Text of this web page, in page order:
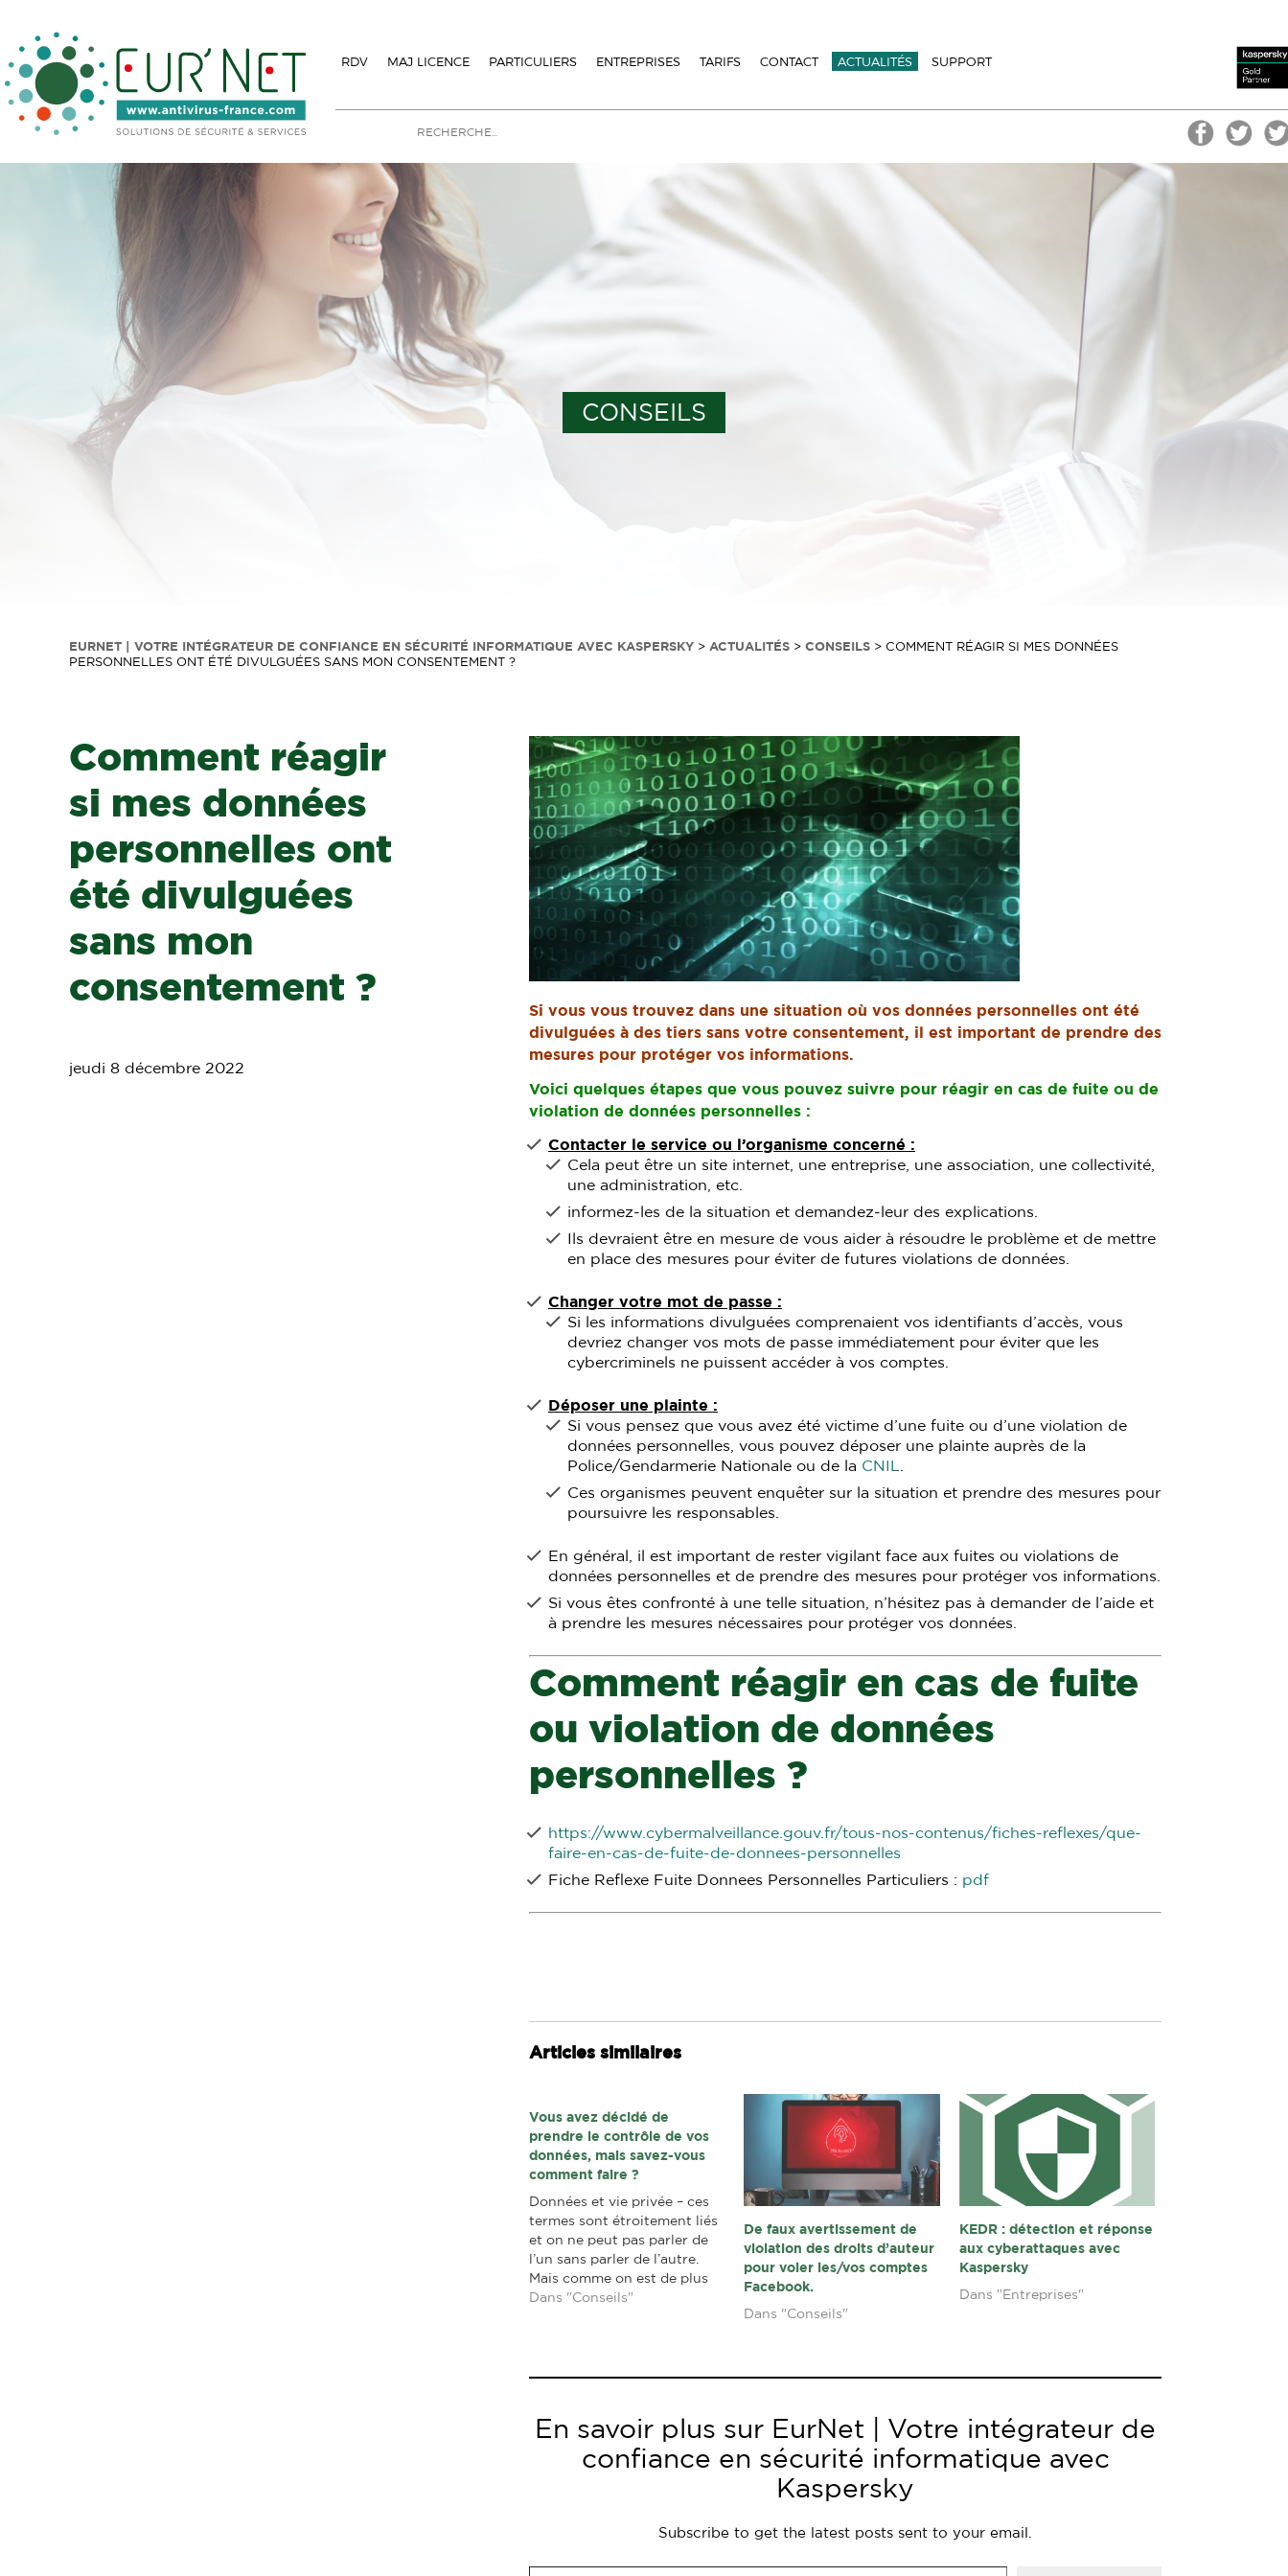
RDV MAJ LICENCE PARTICULIERS ENTREPRISES TARIFS CONTACT ACTUALITÉS SUPPORT
CONSEILS
EURNET | VOTRE INTÉGRATEUR DE CONFIANCE EN SÉCURITÉ INFORMATIQUE AVEC KASPERSKY > ACTUALITÉS > CONSEILS > COMMENT RÉAGIR SI MES DONNÉES
PERSONNELLES ONT ÉTÉ DIVULGUÉES SANS MON CONSENTEMENT ?
Comment réagir
si mes données
personnelles ont
été divulguées
sans mon
consentement ?
jeudi 8 décembre 2022
Si vous vous trouvez dans une situation où vos données personnelles ont été
divulguées à des tiers sans votre consentement, il est important de prendre des
mesures pour protéger vos informations.
Voici quelques étapes que vous pouvez suivre pour réagir en cas de fuite ou de
violation de données personnelles :
Contacter le service ou l’organisme concerné :
Cela peut être un site internet, une entreprise, une association, une collectivité,
une administration, etc.
informez-les de la situation et demandez-leur des explications.
Ils devraient être en mesure de vous aider à résoudre le problème et de mettre
en place des mesures pour éviter de futures violations de données.
Changer votre mot de passe :
Si les informations divulguées comprenaient vos identifiants d’accès, vous
devriez changer vos mots de passe immédiatement pour éviter que les
cybercriminels ne puissent accéder à vos comptes.
Déposer une plainte :
Si vous pensez que vous avez été victime d’une fuite ou d’une violation de
données personnelles, vous pouvez déposer une plainte auprès de la
Police/Gendarmerie Nationale ou de la CNIL
Ces organismes peuvent enquêter sur la situation et prendre des mesures pour
poursuivre les responsables.
En général, il est important de rester vigilant face aux fuites ou violations de
données personnelles et de prendre des mesures pour protéger vos informations.
Si vous êtes confronté à une telle situation, n’hésitez pas à demander de l’aide et
à prendre les mesures nécessaires pour protéger vos données.
Comment réagir en cas de fuite
ou violation de données
personnelles ?
https://www.cybermalveillance.gouv.fr/tous-nos-contenus/fiches-reflexes/que-
faire-en-cas-de-fuite-de-donnees-personnelles
Fiche Reflexe Fuite Donnees Personnelles Particuliers : pdf
Articles similaires
Vous avez décidé de
prendre le contrôle de vos
données, mais savez-vous
comment faire ?
Données et vie privée – ces
termes sont étroitement liés
et on ne peut pas parler de
l’un sans parler de l’autre.
Mais comme on est de plus
en plus connectés, c’est de
nouvelle étude…
Dans "Conseils"
De faux avertissement de
violation des droits d’auteur
pour voler les/vos comptes
Facebook.
Dans "Conseils"
KEDR : détection et réponse
aux cyberattaques avec
Kaspersky
Dans "Entreprises"
En savoir plus sur EurNet | Votre intégrateur de
confiance en sécurité informatique avec
Kaspersky
Subscribe to get the latest posts sent to your email.
Saisissez votre adresse e-mail…